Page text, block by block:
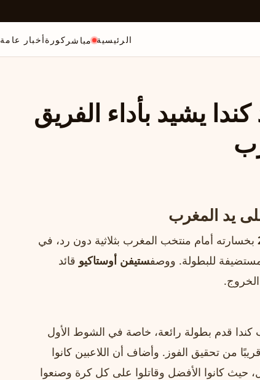
الرئيسية مباشر كورةأخبار عامة
2026: قائد كندا يشيد بأداء الفريق
بخسارته أمام منتخب المغرب بثلاثية دون رد، في
للبطولة. ووصفستيفن أوستاكيو قائد
كندا قدم بطولة رائعة، خاصة في الشوط الأول
من تحقيق الفوز. وأضاف أن اللاعبين كانوا
حيث كانوا الأفضل وقاتلوا على كل كرة وصنعوا